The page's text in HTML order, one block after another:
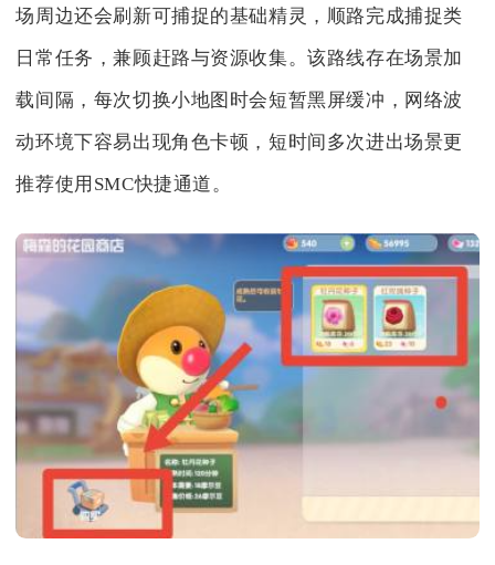
场周边还会刷新可捕捉的基础精灵，顺路完成捕捉类
日常任务，兼顾赶路与资源收集。该路线存在场景加
载间隔，每次切换小地图时会短暂黑屏缓冲，网络波
动环境下容易出现角色卡顿，短时间多次进出场景更
推荐使用SMC快捷通道。